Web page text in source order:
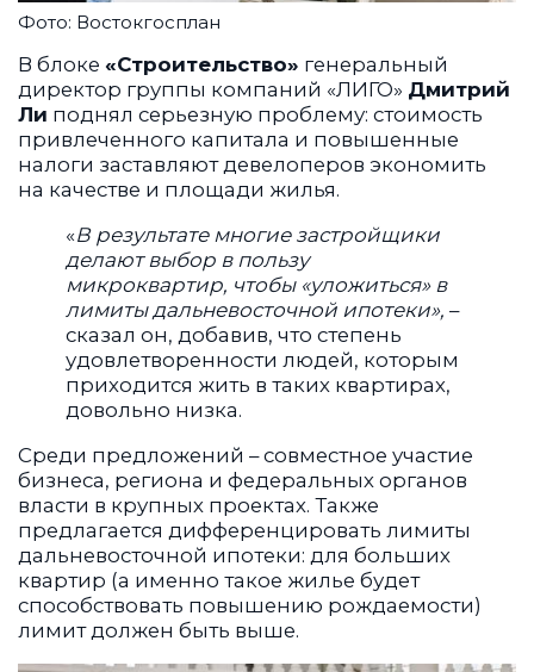
Фото: Востокгосплан
В блоке «Строительство» генеральный
директор группы компаний «ЛИГО» Дмитрий
Ли поднял серьезную проблему: стоимость
привлеченного капитала и повышенные
налоги заставляют девелоперов экономить
на качестве и площади жилья.
«В результате многие застройщики
делают выбор в пользу
микроквартир, чтобы «уложиться» в
лимиты дальневосточной ипотеки», –
сказал он, добавив, что степень
удовлетворенности людей, которым
приходится жить в таких квартирах,
довольно низка.
Среди предложений – совместное участие
бизнеса, региона и федеральных органов
власти в крупных проектах. Также
предлагается дифференцировать лимиты
дальневосточной ипотеки: для больших
квартир (а именно такое жилье будет
способствовать повышению рождаемости)
лимит должен быть выше.